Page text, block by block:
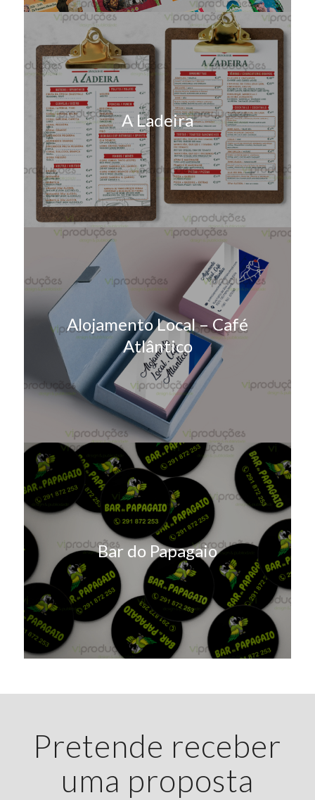
A Ladeira
Alojamento Local – Café
Atlântico
Bar do Papagaio
Pretende receber
uma proposta